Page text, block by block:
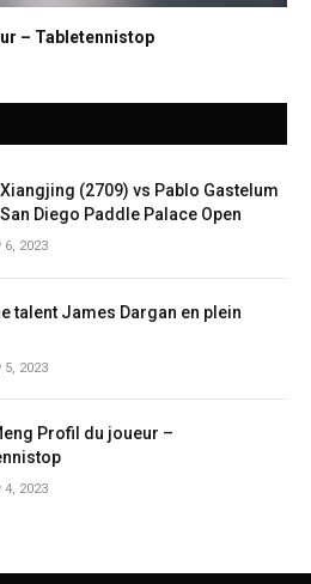
– Tabletennistop
(2709) vs Pablo Gastelum
Diego Paddle Palace Open
6, 2023
talent James Dargan en plein
5, 2023
Profil du joueur –
4, 2023